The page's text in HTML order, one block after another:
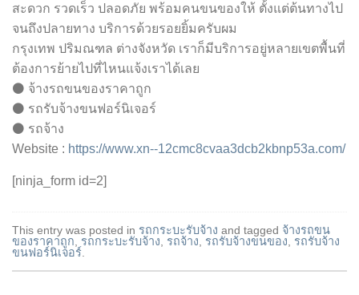
สะดวก รวดเร็ว ปลอดภัย พร้อมคนขนของให้ ตั้งแต่ต้นทางไป
จนถึงปลายทาง บริการด้วยรอยยิ้มครับผม
กรุงเทพ ปริมณฑล ต่างจังหวัด เราก็มีบริการอยู่หลายเขตพื้นที่
ต้องการย้ายไปที่ไหนแจ้งเราได้เลย
⚫ จ้างรถขนของราคาถูก
⚫ รถรับจ้างขนฟอร์นิเจอร์
⚫ รถจ้าง
Website : https://www.xn--12cmc8cvaa3dcb2kbnp53a.com/
[ninja_form id=2]
This entry was posted in รถกระบะรับจ้าง and tagged จ้างรถขน
ของราคาถูก
รถกระบะรับจ้าง รถจ้าง รถรับจ้างขนของ
รถรับจ้าง
ขนฟอร์นิเจอร์